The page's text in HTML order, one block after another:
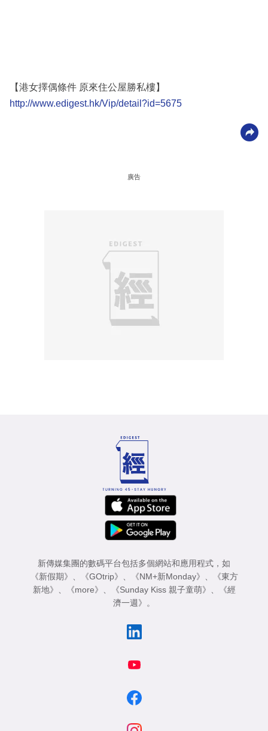
【港女擇偶條件 原來住公屋勝私樓】
http://www.edigest.hk/Vip/detail?id=5675
廣告
新傳媒集團的數碼平台包括多個網站和應用程式，如
《新假期》
《GOtrip》 《NM+新Monday》
《東方
新地》
《more》 《Sunday Kiss 親子童萌》
《經
濟一週》
。